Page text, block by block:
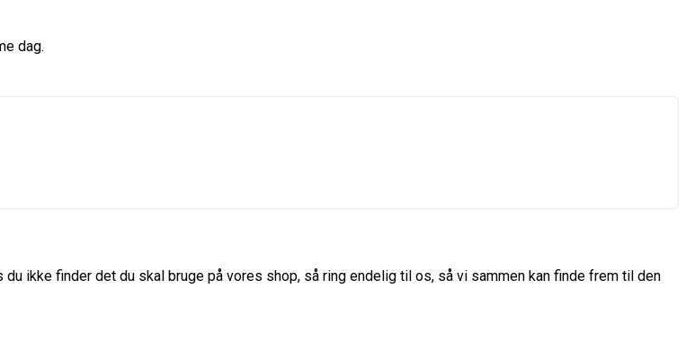
dag.
ikke finder det du skal bruge på vores shop, så ring endelig til os, så vi sammen kan finde frem til den